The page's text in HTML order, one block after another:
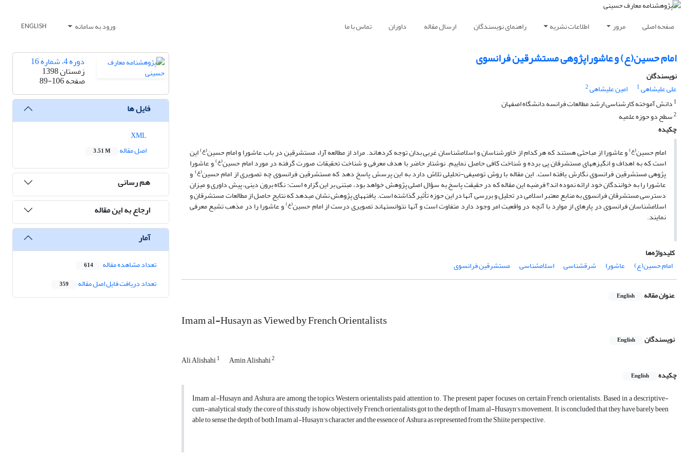
صفحه اصلی مرور اطلاعات نشریه راهنمای نویسندگان ارسال مقاله داوران تماس با ما ورود به سامانه ENGLISH
امام حسین‌(ع) و عاشورا‌پژوهی مستشرقین فرانسوی
نویسندگان
علی علیشاهی1 امین علیشاهی2
1 دانش آموخته کارشناسی ارشد مطالعات فرانسه دانشگاه اصفهان
2سطح دو حوزه علمیه
چکیده
امام حسین­(ع)و عاشورا از مباحثی هستند که هر کدام از خاورشناسان و اسلام­شناسان غربی بدان توجه کرده­اند. مراد از مطالعه آراء مستشرقین در باب عاشورا و امام حسین­(ع)این
است که به اهداف و انگیزه­های مستشرقان پی برده و شناخت کافی حاصل نماییم. نوشتار حاضر با هدف معرفی و شناخت تحقیقات صورت گرفته در مورد امام حسین­(ع)و عاشورا
پژوهی مستشرقین فرانسوی نگارش یافته است. این مقاله با روش توصیفی-تحلیلی تلاش دارد به این پرسش پاسخ دهد که مستشرقین فرانسوی چه تصویری از امام حسین­(ع) و
عاشورا را به خوانندگان خود ارائه نموده اند؟ فرضیه این مقاله که در حقیقت پاسخ به سؤال اصلی پژوهش خواهد بود، مبتنی بر این گزاره است: نگاه برون دینی، پیش داوری و میزان
دسترسی مستشرقان فرانسوی به منابع معتبر اسلامی در تحلیل و بررسی آنها در این حوزه تأثیر گذاشته است. یافته­های پژوهش نشان می­دهد که نتایج حاصل از مطالعات مستشرقان و
اسلام­شناسان فرانسوی در پاره­ای از موارد با آنچه در واقعیت امر وجود دارد متفاوت است و آنها نتوانسته­اند تصویری درست از امام حسین­(ع)و عاشورا را در مذهب تشیع معرفی
نمایند.
کلیدواژه‌ها
امام حسین­(ع)
عاشورا شرق­شناسی اسلام­شناسی مستشرقین فرانسوی
عنوان مقاله English
Imam al-Husayn as Viewed by French Orientalists
نویسندگان English
Ali Alishahi1 Amin Alishahi2
چکیده English
Imam al-Husayn and Ashura are among the topics Western orientalists paid attention to. The present paper focuses on certain French orientalists. Based in a descriptive-
cum-analytical study, the core of this study is how objectively French orientalists got to the depth of Imam al-Husayn's movement. It is concluded that they have barely been
able to sense the depth of both Imam al-Husayn's character and the essence of Ashura as represented from the Shiite perspective.
دوره 4، شماره 16
زمستان 1398
صفحه89-106
فایل ها
اصل مقاله
3.51 M
هم رسانی
ارجاع به این مقاله
آمار
تعداد مشاهده مقاله 614
تعداد دریافت فایل اصل مقاله 359